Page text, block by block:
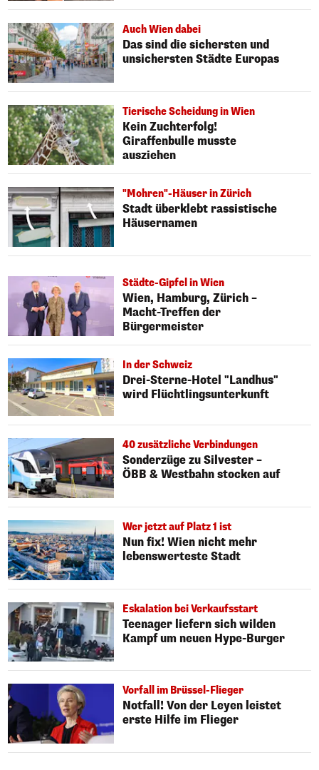
Auch Wien dabei
Das sind die sichersten und
unsichersten Städte Europas
Tierische Scheidung in Wien
Kein Zuchterfolg!
Giraffenbulle musste
ausziehen
"Mohren"-Häuser in Zürich
Stadt überklebt rassistische
Häusernamen
Städte-Gipfel in Wien
Wien, Hamburg, Zürich –
Macht-Treffen der
Bürgermeister
In der Schweiz
Drei-Sterne-Hotel "Landhus"
wird Flüchtlingsunterkunft
40 zusätzliche Verbindungen
Sonderzüge zu Silvester –
ÖBB & Westbahn stocken auf
Wer jetzt auf Platz 1 ist
Nun fix! Wien nicht mehr
lebenswerteste Stadt
Eskalation bei Verkaufsstart
Teenager liefern sich wilden
Kampf um neuen Hype-Burger
Vorfall im Brüssel-Flieger
Notfall! Von der Leyen leistet
erste Hilfe im Flieger